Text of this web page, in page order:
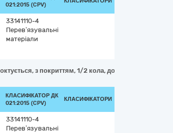
021:2015 (CPV)
33141110-4
Перев’язувальні
матеріали
з покриттям, 1/2 кола, довжина голки,
КЛАСИФІКАТОР ДК
021:2015 (CPV)
КЛАСИФІКАТОРИ
33141110-4
Перев’язувальні